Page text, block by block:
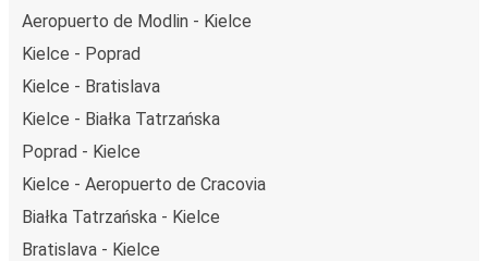
Aeropuerto de Modlin - Kielce
Kielce - Poprad
Kielce - Bratislava
Kielce - Białka Tatrzańska
Poprad - Kielce
Kielce - Aeropuerto de Cracovia
Białka Tatrzańska - Kielce
Bratislava - Kielce